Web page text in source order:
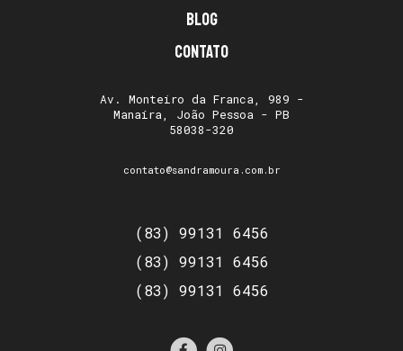
Blog
Contato
Av. Monteiro da Franca, 989 -
Manaíra, João Pessoa - PB
58038-320
contato@sandramoura.com.br
(83) 99131 6456
(83) 99131 6456
(83) 99131 6456